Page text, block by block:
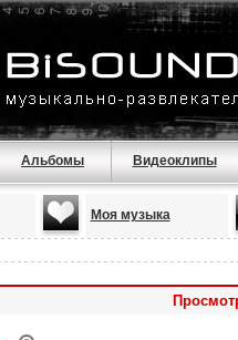
Альбомы Видеоклипы
Моя музыка